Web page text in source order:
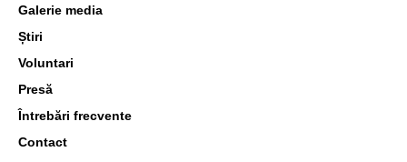
Galerie media
Știri
Voluntari
Presă
Întrebări frecvente
Contact